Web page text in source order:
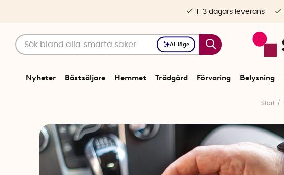
AI-läge
Nyheter Bästsäljare Hemmet Trädgård Förvaring Belysning
1-3 dagars leverans
Start